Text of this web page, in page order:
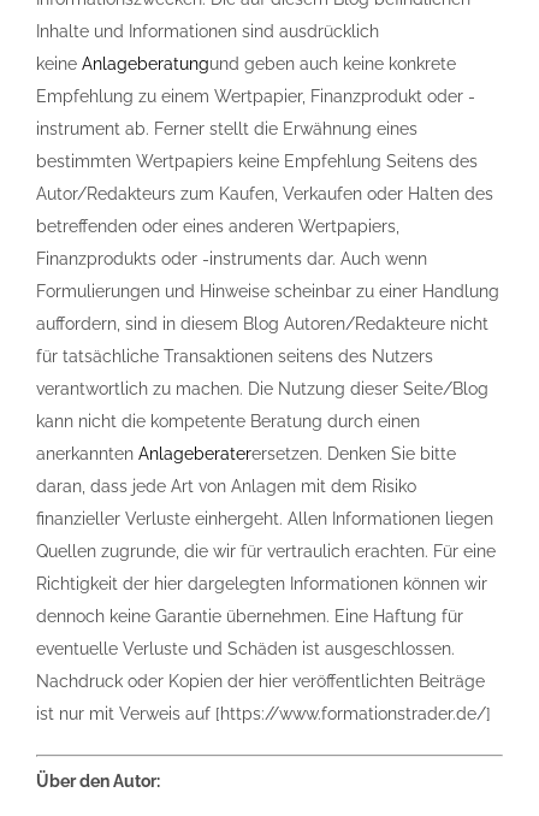
Inhalte und Informationen sind ausdrücklich
keine Anlageberatungund geben auch keine konkrete
Empfehlung zu einem Wertpapier, Finanzprodukt oder -
instrument ab. Ferner stellt die Erwähnung eines
bestimmten Wertpapiers keine Empfehlung Seitens des
Autor/Redakteurs zum Kaufen, Verkaufen oder Halten des
betreffenden oder eines anderen Wertpapiers,
Finanzprodukts oder -instruments dar. Auch wenn
Formulierungen und Hinweise scheinbar zu einer Handlung
auffordern, sind in diesem Blog Autoren/Redakteure nicht
für tatsächliche Transaktionen seitens des Nutzers
verantwortlich zu machen. Die Nutzung dieser Seite/Blog
kann nicht die kompetente Beratung durch einen
anerkannten Anlageberaterersetzen. Denken Sie bitte
daran, dass jede Art von Anlagen mit dem Risiko
finanzieller Verluste einhergeht. Allen Informationen liegen
Quellen zugrunde, die wir für vertraulich erachten. Für eine
Richtigkeit der hier dargelegten Informationen können wir
dennoch keine Garantie übernehmen. Eine Haftung für
eventuelle Verluste und Schäden ist ausgeschlossen.
Nachdruck oder Kopien der hier veröffentlichten Beiträge
ist nur mit Verweis auf [https://www.formationstrader.de/]
Über den Autor: